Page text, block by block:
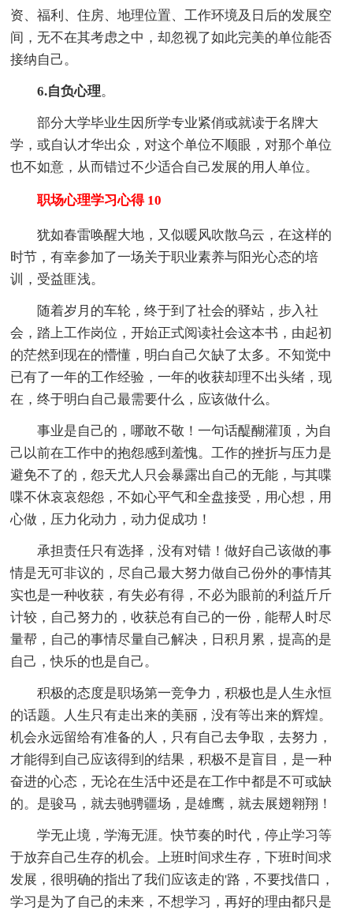
资、福利、住房、地理位置、工作环境及日后的发展空
间，无不在其考虑之中，却忽视了如此完美的单位能否
接纳自己。
6.自负心理。
部分大学毕业生因所学专业紧俏或就读于名牌大
学，或自认才华出众，对这个单位不顺眼，对那个单位
也不如意，从而错过不少适合自己发展的用人单位。
职场心理学习心得 10
犹如春雷唤醒大地，又似暖风吹散乌云，在这样的
时节，有幸参加了一场关于职业素养与阳光心态的培
训，受益匪浅。
随着岁月的车轮，终于到了社会的驿站，步入社
会，踏上工作岗位，开始正式阅读社会这本书，由起初
的茫然到现在的懵懂，明白自己欠缺了太多。不知觉中
已有了一年的工作经验，一年的收获却理不出头绪，现
在，终于明白自己最需要什么，应该做什么。
事业是自己的，哪敢不敬！一句话醍醐灌顶，为自
己以前在工作中的抱怨感到羞愧。工作的挫折与压力是
避免不了的，怨天尤人只会暴露出自己的无能，与其喋
喋不休哀哀怨怨，不如心平气和全盘接受，用心想，用
心做，压力化动力，动力促成功！
承担责任只有选择，没有对错！做好自己该做的事
情是无可非议的，尽自己最大努力做自己份外的事情其
实也是一种收获，有失必有得，不必为眼前的利益斤斤
计较，自己努力的，收获总有自己的一份，能帮人时尽
量帮，自己的事情尽量自己解决，日积月累，提高的是
自己，快乐的也是自己。
积极的态度是职场第一竞争力，积极也是人生永恒
的话题。人生只有走出来的美丽，没有等出来的辉煌。
机会永远留给有准备的人，只有自己去争取，去努力，
才能得到自己应该得到的结果，积极不是盲目，是一种
奋进的心态，无论在生活中还是在工作中都是不可或缺
的。是骏马，就去驰骋疆场，是雄鹰，就去展翅翱翔！
学无止境，学海无涯。快节奏的时代，停止学习等
于放弃自己生存的机会。上班时间求生存，下班时间求
发展，很明确的指出了我们应该走的'路，不要找借口，
学习是为了自己的未来，不想学习，再好的理由都只是